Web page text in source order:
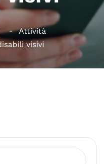
Attività
visivi